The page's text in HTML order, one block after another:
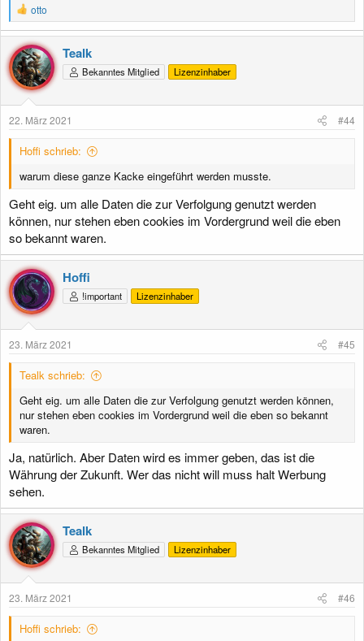
R
e
a
k
t
i
o
n
n
otto
Tealk
Bekanntes Mitglied Lizenzinhaber
22. März 2021 #44
Hoffi schrieb:
warum diese ganze Kacke eingeführt werden musste.
Geht eig. um alle Daten die zur Verfolgung genutzt werden
können, nur stehen eben cookies im Vordergrund weil die eben
so bekannt waren.
Hoffi
!important Lizenzinhaber
23. März 2021 #45
Tealk schrieb:
Geht eig. um alle Daten die zur Verfolgung genutzt werden können,
nur stehen eben cookies im Vordergrund weil die eben so bekannt
waren.
Ja, natürlich. Aber Daten wird es immer geben, das ist die
Währung der Zukunft. Wer das nicht will muss halt Werbung
sehen.
Tealk
Bekanntes Mitglied Lizenzinhaber
23. März 2021 #46
Hoffi schrieb: